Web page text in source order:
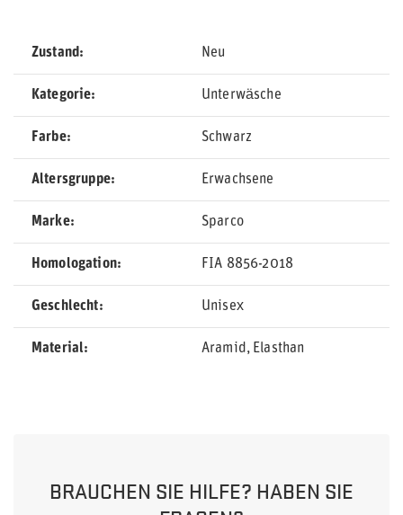
Zustand Neu
Kategorie Unterwäsche
Farbe Schwarz
Altersgruppe Erwachsene
Marke Sparco
Homologation FIA 8856-2018
Geschlecht Unisex
Material Aramid Elasthan
BRAUCHEN SIE HILFE? HABEN SIE